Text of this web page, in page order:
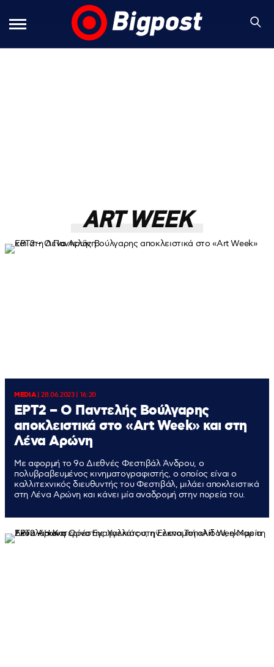
ART WEEK
MEDIA|28.06.2023 | 16:20
ΕΡΤ2 – Ο Παντελής Βούλγαρης
αποκλειστικά στο «Art Week» και στη
Λένα Αρώνη
Με αφορμή το 9ο Διεθνές Φεστιβάλ Άνδρου, ο
πολυβραβευμένος κινηματογραφιστής, ο οποίος είναι ο
καλλιτεχνικός διευθυντής του Φεστιβάλ, μιλάει αποκλειστικά
στη Λένα Αρώνη και κάνει μία αναδρομή στην πορεία του.